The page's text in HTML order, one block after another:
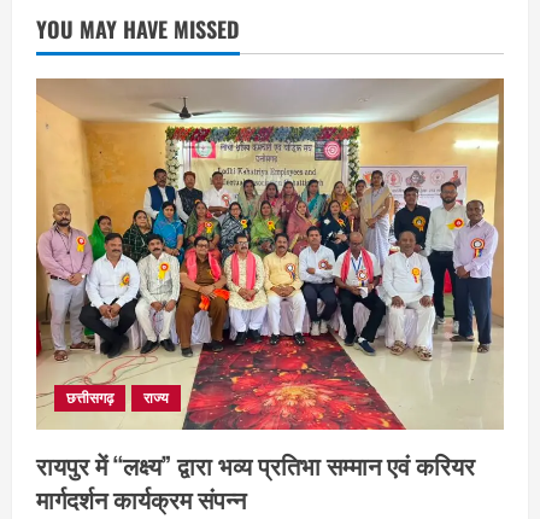
2
भोरमदेव कॉरिडोर को मिलेगी रफ्तार, लालपुर–
सरोधा मार्ग के चौड़ीकरण का इंतजार
August 5, 2026
3
छत्तीसगढ़
शंकराचार्य अविमुक्तेश्वरानंद का चातुर्मास्य ग्राम
सलधा में
July 28, 2026
4
छत्तीसगढ़
संस्कृत विद्यालय में आधी रात लगी भीषण आग,
मची अफरा- तफरी
July 28, 2026
YOU MAY HAVE MISSED
छत्तीसगढ़ राज्य
रायपुर में “लक्ष्य” द्वारा भव्य प्रतिभा सम्मान एवं करियर
मार्गदर्शन कार्यक्रम संपन्न